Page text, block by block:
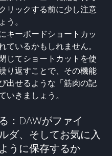
リックする前に少し注意
う。
キーボードショートカッ
ているかもしれません。
じてショートカットを使
り返すことで、その機能
出せるような「筋肉の記
いきましょう。
：DAWがファイ
ダ、そしてお気に入
うに保存するか